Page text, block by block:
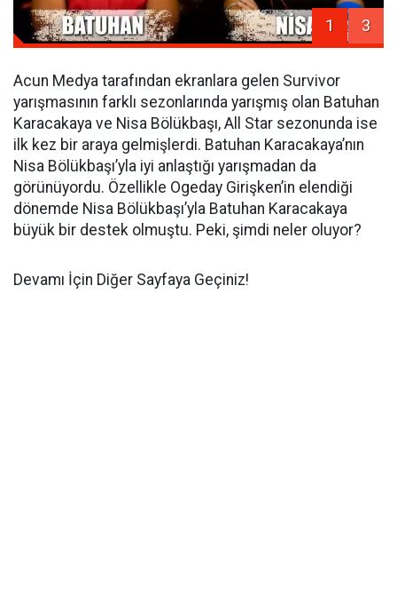
1 3
Acun Medya tarafından ekranlara gelen Survivor
yarışmasının farklı sezonlarında yarışmış olan Batuhan
Karacakaya ve Nisa Bölükbaşı, All Star sezonunda ise
ilk kez bir araya gelmişlerdi. Batuhan Karacakaya’nın
Nisa Bölükbaşı’yla iyi anlaştığı yarışmadan da
görünüyordu. Özellikle Ogeday Girişken’in elendiği
dönemde Nisa Bölükbaşı’yla Batuhan Karacakaya
büyük bir destek olmuştu. Peki, şimdi neler oluyor?
Devamı İçin Diğer Sayfaya Geçiniz!